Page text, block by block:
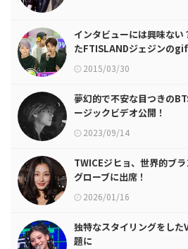
インタビューには興味な
たFTISLANDジェジンの
2015/03/30
夢幻的で不安な目つきの
ージックビデオ公開！
2023/09/14
TWICEジヒョ、世界的ブ
グローブに出席！
2026/01/16
独特なスタイリングをし
題に